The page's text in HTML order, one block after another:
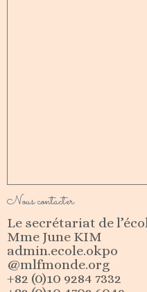
Nous contacter
Le secrétariat de
Mme June KIM
admin.ecole.okpo
@mlfmonde.org
+82 (0)10 9284 7332